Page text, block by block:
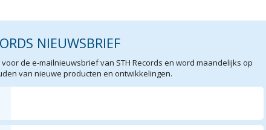
NIEUWSBRIEF
de e-mailnieuwsbrief van STH Records en word maandelijks op
van nieuwe producten en ontwikkelingen.